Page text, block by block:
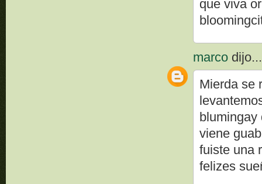
que viva
marco dijo...
Mierda se
blumingay
viene
fuiste una
felizes